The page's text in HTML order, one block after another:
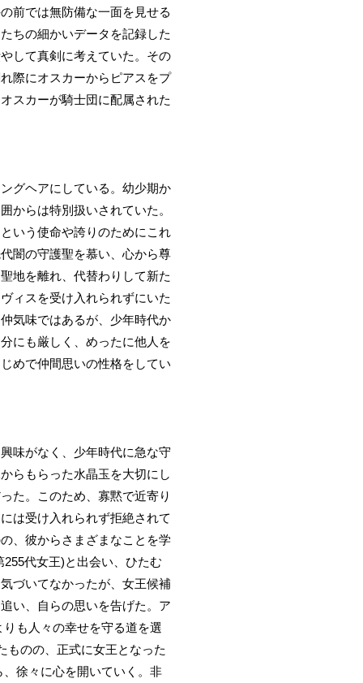
前では無防備な一面を見せる
ちの細かいデータを記録した
して真剣に考えていた。その
際にオスカーからピアスをプ
スカーが騎士団に配属された
グヘアにしている。幼少期か
からは特別扱いされていた。
いう使命や誇りのためにこれ
闇の守護聖を慕い、心から尊
地を離れ、代替わりして新た
ィスを受け入れられずにいた
気味ではあるが、少年時代か
にも厳しく、めったに他人を
めで仲間思いの性格をしてい
味がなく、少年時代に急な守
らもらった水晶玉を大切にし
た。このため、寡黙で近寄り
は受け入れられず拒絶されて
、彼からさまざまなことを学
代女王)と出会い、ひたむ
づいてなかったが、女王候補
い、自らの思いを告げた。ア
も人々の幸せを守る道を選
ものの、正式に女王となった
徐々に心を開いていく。非